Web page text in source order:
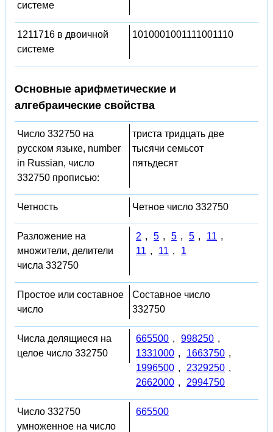
системе
1211716 в двоичной
системе
1010001001111001110
Основные арифметические и
алгебраические свойства
Число 332750 на
русском языке, number
in Russian, число
332750 прописью:
триста тридцать две
тысячи семьсот
пятьдесят
Четность Четное число 332750
Разложение на
множители, делители
числа 332750
2 , 5 , 5 , 5 , 11 ,
11 , 11 , 1
Простое или составное
число
Составное число
332750
Числа делящиеся на
целое число 332750
665500 , 998250 ,
1331000 , 1663750 ,
1996500 , 2329250 ,
2662000 , 2994750
Число 332750
умноженное на число
665500